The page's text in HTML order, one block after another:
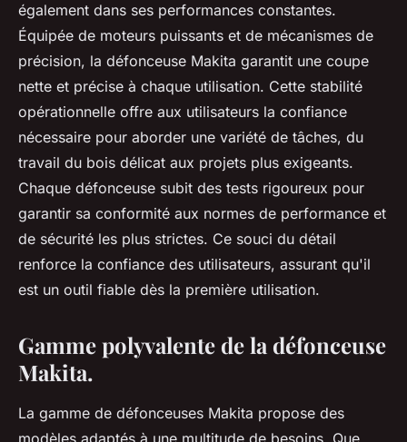
également dans ses performances constantes.
Équipée de moteurs puissants et de mécanismes de
précision, la défonceuse Makita garantit une coupe
nette et précise à chaque utilisation. Cette stabilité
opérationnelle offre aux utilisateurs la confiance
nécessaire pour aborder une variété de tâches, du
travail du bois délicat aux projets plus exigeants.
Chaque défonceuse subit des tests rigoureux pour
garantir sa conformité aux normes de performance et
de sécurité les plus strictes. Ce souci du détail
renforce la confiance des utilisateurs, assurant qu'il
est un outil fiable dès la première utilisation.
Gamme polyvalente de la défonceuse
Makita.
La gamme de défonceuses Makita propose des